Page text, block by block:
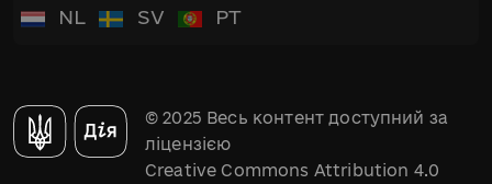
NL SV PT
© 2025 Весь контент доступний за
ліцензією
Creative Commons Attribution 4.0